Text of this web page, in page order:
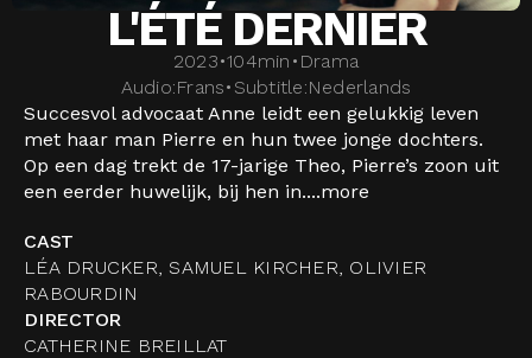
L'ÉTÉ DERNIER
2023•104min • Drama
Audio:Frans• Subtitle:Nederlands
Succesvol advocaat Anne leidt een gelukkig leven
met haar man Pierre en hun twee jonge dochters.
Op een dag trekt de 17-jarige Theo, Pierre’s zoon uit
een eerder huwelijk, bij hen in....more
CAST
LÉA DRUCKER, SAMUEL KIRCHER, OLIVIER
RABOURDIN
DIRECTOR
CATHERINE BREILLAT